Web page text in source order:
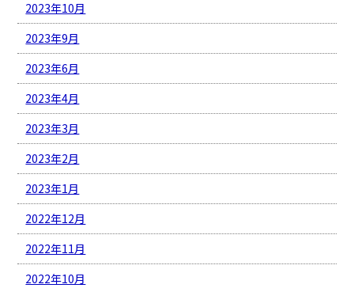
2023年10月
2023年9月
2023年6月
2023年4月
2023年3月
2023年2月
2023年1月
2022年12月
2022年11月
2022年10月